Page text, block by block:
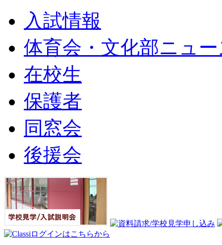
入試情報
体育会・文化部ニュ
在校生
保護者
同窓会
後援会